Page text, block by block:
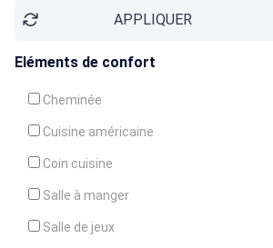
APPLIQUER
Eléments de confort
Cheminée
Cuisine américaine
Coin cuisine
Salle à manger
Salle de jeux